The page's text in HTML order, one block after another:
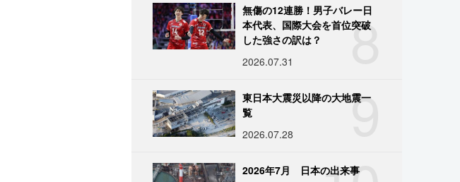
8
無傷の12連勝！男子バレー日
本代表、国際大会を首位突破
した強さの訳は？
2026.07.31
9
東日本大震災以降の大地震一
覧
2026.07.28
2026年7月 日本の出来事